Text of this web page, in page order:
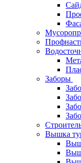
Заборы
Вышка